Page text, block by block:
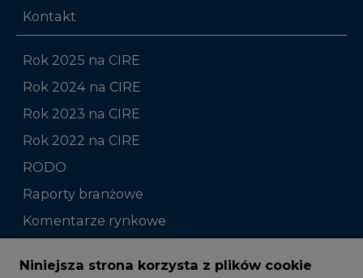
Kontakt
Rok 2025 na CIRE
Rok 2024 na CIRE
Rok 2023 na CIRE
Rok 2022 na CIRE
RODO
Raporty branżowe
Komentarze rynkowe
Zmiany kadrowe na rynku
Niniejsza strona korzysta z plików cookie